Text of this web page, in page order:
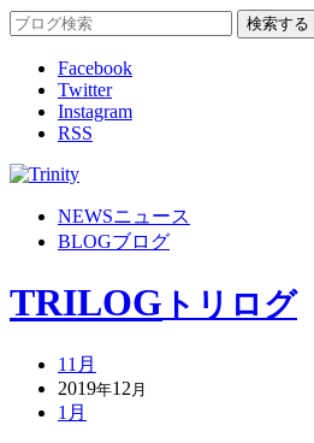
Facebook
Twitter
Instagram
RSS
NEWSニュース
BLOGブログ
TRILOG トリログ
11月
2019年12 月
1月